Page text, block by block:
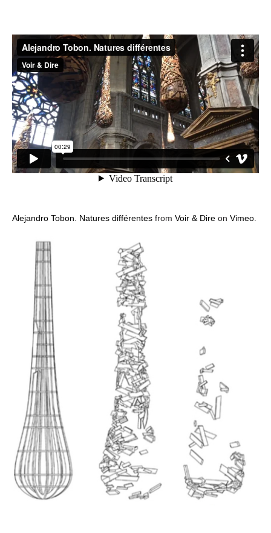
Alejandro Tobon. Natures différentes from Voir & Dire on Vimeo